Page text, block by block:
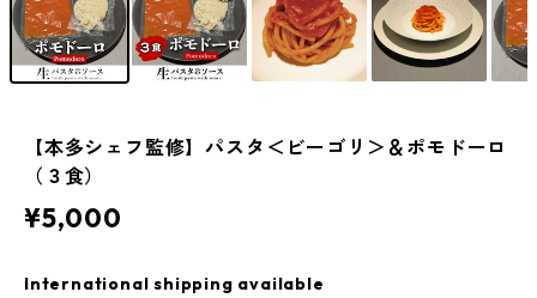
【本多シェフ監修】パスタ＜ビーゴリ＞＆ポモドーロ
（３食）
¥5,000
International shipping available